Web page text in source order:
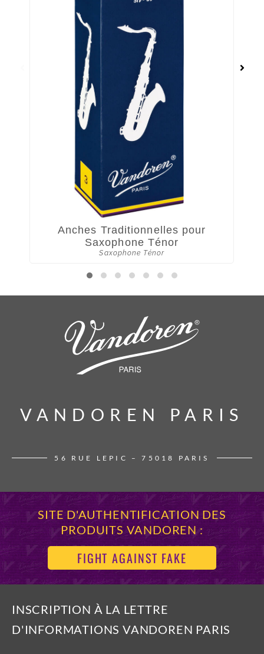
Anches Traditionnelles pour
Saxophone Ténor
Saxophone Ténor
VANDOREN PARIS
VANDOREN PARIS
56 RUE LEPIC – 75018 PARIS
SITE D'AUTHENTIFICATION DES
PRODUITS VANDOREN :
FIGHT AGAINST FAKE
INSCRIPTION À LA LETTRE
D'INFORMATIONS VANDOREN PARIS